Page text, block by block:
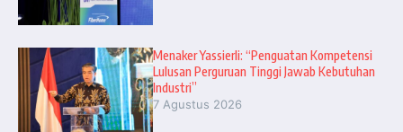
Menaker Yassierli: “Penguatan Kompetensi
Lulusan Perguruan Tinggi Jawab Kebutuhan
Industri”
7 Agustus 2026